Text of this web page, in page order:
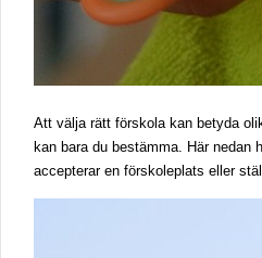
Att välja rätt förskola kan betyda
kan bara du bestämma. Här nedan
accepterar en förskoleplats eller